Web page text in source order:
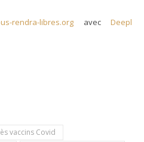
rendra-libres.org avec Deepl
vaccins Covid